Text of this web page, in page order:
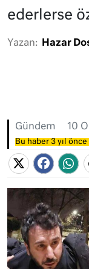
ederlerse
Yazan: Hazar
Gündem 10
Bu haber 3 yıl önce